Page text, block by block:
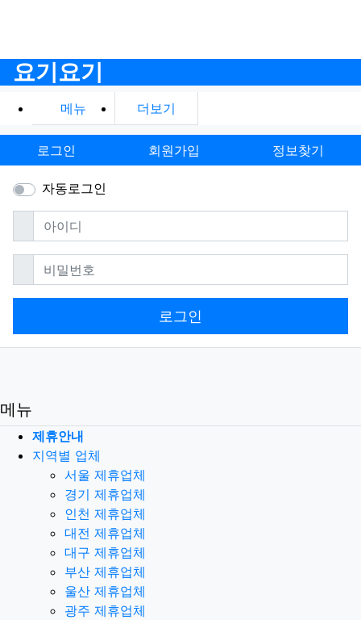
요기요기
메뉴 더보기
로그인 회원가입 정보찾기
자동로그인
아이디필수
비밀번호필수
로그인
메뉴
제휴안내
지역별 업체
서울 제휴업체
경기 제휴업체
인천 제휴업체
대전 제휴업체
대구 제휴업체
부산 제휴업체
울산 제휴업체
광주 제휴업체